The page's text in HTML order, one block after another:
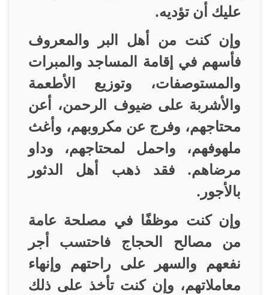
عليك أن تؤديه.
وإن كنت من أهل البر والمعروف
فأسهم في إقامة المساجد والمبرات
والمستوصفات، وتوزيع الأطعمة
والأشربة على ضيوف الرحمن، أعن
محتاجهم، وفرج عن مكروبهم، وأغث
ملهوفهم، واحمل لمحتاجهم، وداو
مرضاهم. فقد ذهب أهل الدثور
بالأجور .
وإن كنت موظفًا في مصلحة عامة
من مصالح الحجاج فاحتسب أجر
نفعهم والسهر على راحتهم وإنهاء
معاملاتهم، وإن كنت تأخذ على ذلك